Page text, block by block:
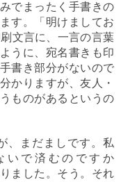
でまったく手書きの
す。「明けましてお
文言に、一言の言葉
うに、宛名書きも印
書き部分がないので
かりますが、友人・
ものがあるというの
、まだましです。私
いで済むのですか
ました。そう。それ